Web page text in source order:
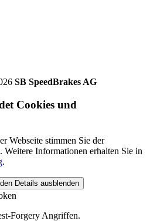
SB SpeedBrakes AG
Cookies und
Webseite stimmen Sie der
Informationen erhalten Sie in
.
Details ausblenden
Forgery Angriffen.